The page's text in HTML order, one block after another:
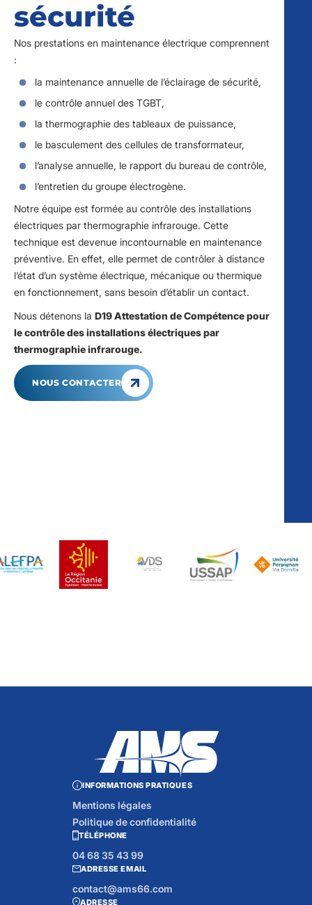
sécurité
Nos prestations en maintenance électrique comprennent
:
la maintenance annuelle de l’éclairage de sécurité,
le contrôle annuel des TGBT,
la thermographie des tableaux de puissance,
le basculement des cellules de transformateur,
l’analyse annuelle, le rapport du bureau de contrôle,
l’entretien du groupe électrogène.
Notre équipe est formée au contrôle des installations
électriques par thermographie infrarouge. Cette
technique est devenue incontournable en maintenance
préventive. En effet, elle permet de contrôler à distance
l’état d’un système électrique, mécanique ou thermique
en fonctionnement, sans besoin d’établir un contact.
Nous détenons la D19 Attestation de Compétence pour
le contrôle des installations électriques par
thermographie infrarouge.
NOUS CONTACTER
ADRESSE
TÉLÉPHONE
04 68 35 43 99
ADRESSE EMAIL
contact@ams66.com
INFORMATIONS PRATIQUES
Mentions légales
Politique de confidentialité